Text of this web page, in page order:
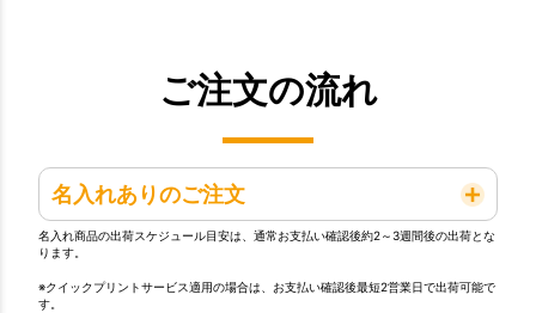
ご注文の流れ
名入れありのご注文
名入れ商品の出荷スケジュール目安は、通常お支払い確認後約2～3週間後の出荷とな
ります。
※クイックプリントサービス適用の場合は、お支払い確認後最短2営業日で出荷可能で
す。